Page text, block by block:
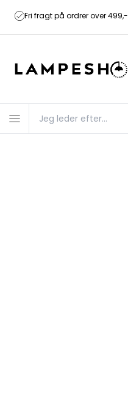
Fri fragt på ordrer over 499,-